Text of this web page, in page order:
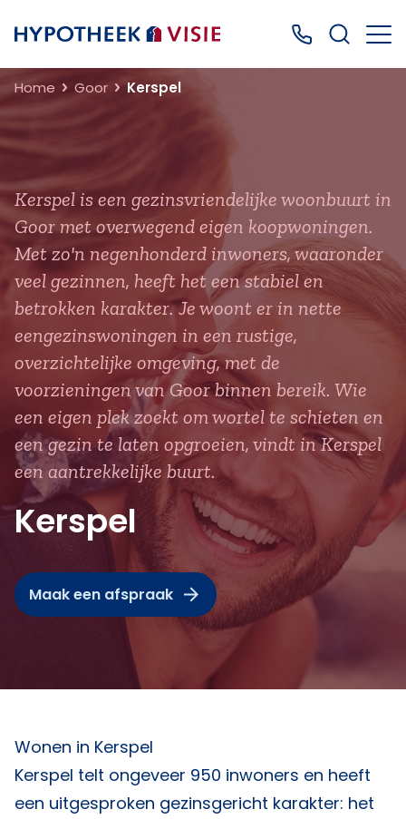
Terug naar home Bel ons: 0499
Home Goor Kerspel
Kerspel is een gezinsvriendelijke woonbuurt in
Goor met overwegend eigen koopwoningen.
Met zo'n negenhonderd inwoners, waaronder
veel gezinnen, heeft het een stabiel en
betrokken karakter. Je woont er in nette
eengezinswoningen in een rustige,
overzichtelijke omgeving, met de
voorzieningen van Goor binnen bereik. Wie
een eigen plek zoekt om wortel te schieten en
een gezin te laten opgroeien, vindt in Kerspel
een aantrekkelijke buurt.
Kerspel
Maak een afspraak
Wonen in Kerspel
Kerspel telt ongeveer 950 inwoners en heeft
een uitgesproken gezinsgericht karakter: het